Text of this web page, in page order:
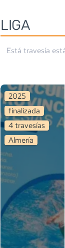
LIGA
Está travesía
2025
finalizada
4 travesías
Almería